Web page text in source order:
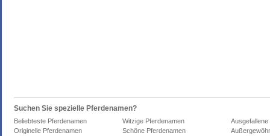
Suchen Sie spezielle Pferdenamen?
Beliebteste Pferdenamen Witzige Pferdenamen
Originelle Pferdenamen
Schöne Pferdenamen